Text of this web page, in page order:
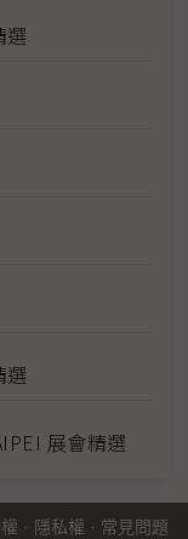
選
選
展會精選
· 隱私權 · 常見問題